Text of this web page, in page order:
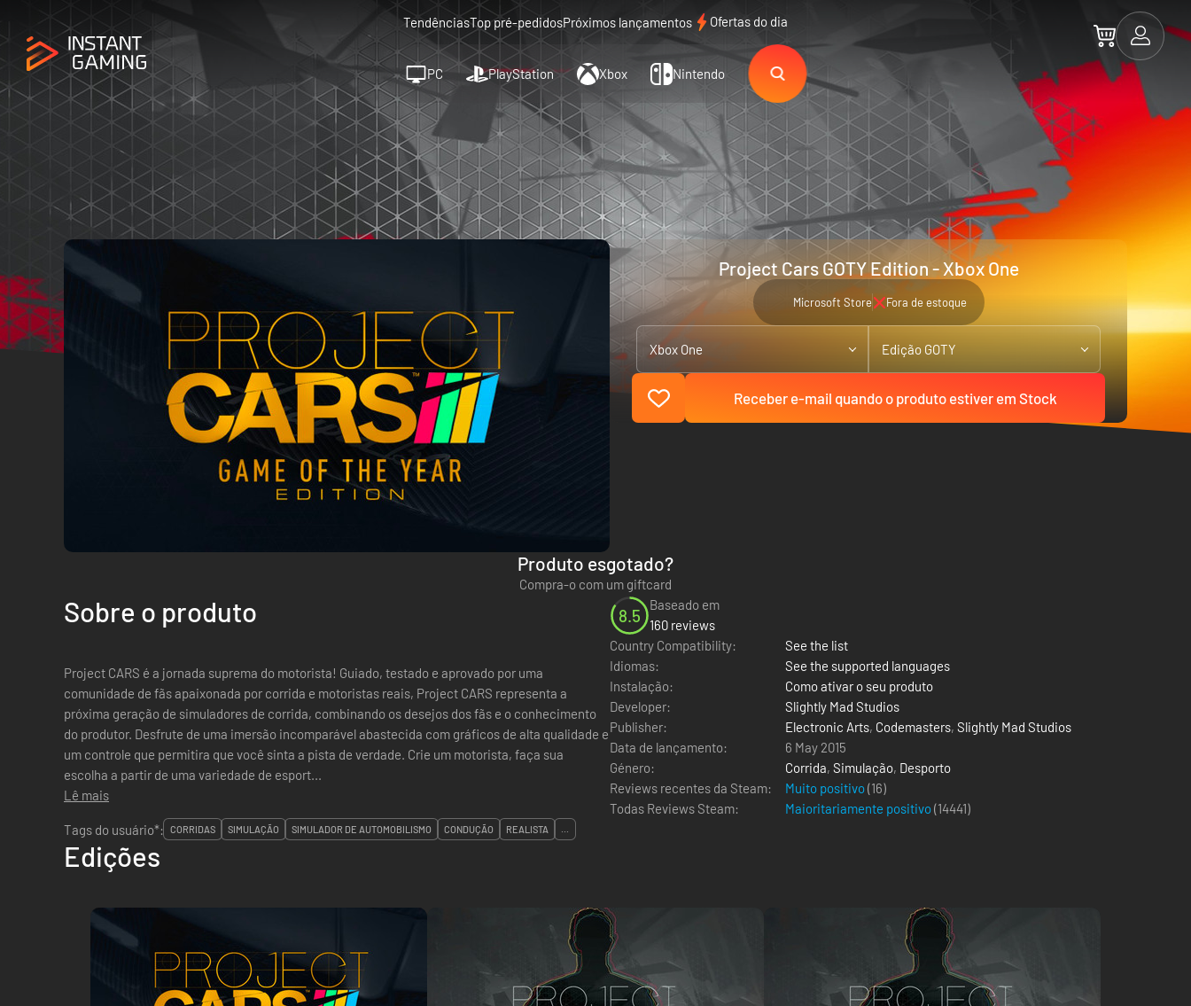
TendênciasTop pré-pedidosPróximos lançamentos Ofertas do dia
PC PlayStation Xbox Nintendo
Project Cars GOTY Edition - Xbox One
Microsoft Store Fora de estoque
Xbox One Edição GOTY
Receber e-mail quando o produto estiver em Stock
Produto esgotado?
Compra-o com um giftcard
Sobre o produto
Project CARS é a jornada suprema do motorista! Guiado, testado e aprovado por uma
comunidade de fãs apaixonada por corrida e motoristas reais, Project CARS representa a
próxima geração de simuladores de corrida, combinando os desejos dos fãs e o conhecimento
do produtor. Desfrute de uma imersão incomparável abastecida com gráficos de alta qualidade e
um controle que permitira que você sinta a pista de verdade. Crie um motorista, faça sua
escolha a partir de uma variedade de esport...
Lê mais
8.5
Baseado em
160 reviews
Country Compatibility:
See the list
Idiomas:
See the supported languages
Instalação:
Como ativar o seu produto
Developer:
Slightly Mad Studios
Publisher:
Electronic Arts, Codemasters, Slightly Mad Studios
Data de lançamento:
6 May 2015
Género:
Corrida, Simulação, Desporto
Reviews recentes da Steam:
Muito positivo(16)
Todas Reviews Steam:
Maioritariamente positivo(14441)
Tags do usuário*:
CORRIDAS SIMULAÇÃO SIMULADOR DE AUTOMOBILISMO CONDUÇÃO REALISTA ...
Edições